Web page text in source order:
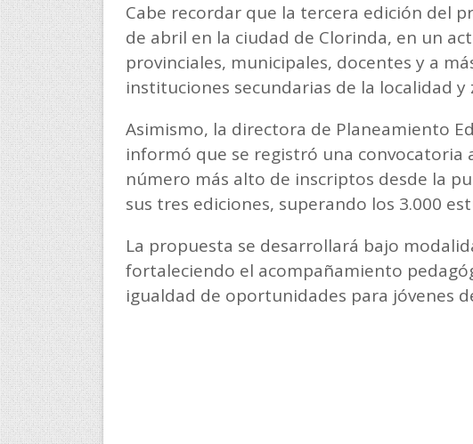
Cabe recordar que la tercera edición del
de abril en la ciudad de Clorinda, en un
provinciales, municipales, docentes y a
instituciones secundarias de la localidad y
Asimismo, la directora de Planeamiento
informó que se registró una convocatoria
número más alto de inscriptos desde la
sus tres ediciones, superando los 3.000
La propuesta se desarrollará bajo
fortaleciendo el acompañamiento
igualdad de oportunidades para jóvenes